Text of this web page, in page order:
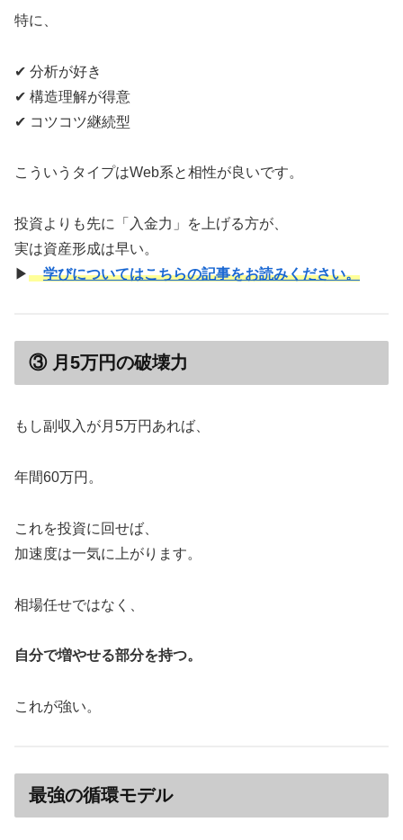
特に、
✔ 分析が好き
✔ 構造理解が得意
✔ コツコツ継続型
こういうタイプはWeb系と相性が良いです。
投資よりも先に「入金力」を上げる方が、
実は資産形成は早い。
▶
学びについてはこちらの記事をお読みください。
③ 月5万円の破壊力
もし副収入が月5万円あれば、
年間60万円。
これを投資に回せば、
加速度は一気に上がります。
相場任せではなく、
自分で増やせる部分を持つ。
これが強い。
最強の循環モデル